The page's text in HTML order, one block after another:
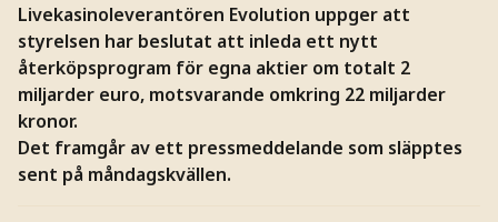
Livekasinoleverantören Evolution uppger att
styrelsen har beslutat att inleda ett nytt
återköpsprogram för egna aktier om totalt 2
miljarder euro, motsvarande omkring 22 miljarder
kronor.
Det framgår av ett pressmeddelande som släpptes
sent på måndagskvällen.